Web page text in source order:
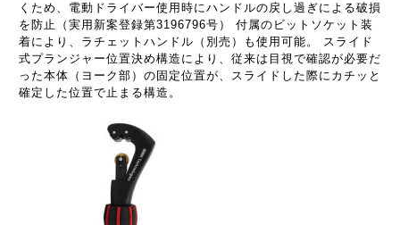
くため、電動ドライバー使用時にハンドルの戻し過ぎによる破損
を防止（実用新案登録第3196796号） 付属のビットソケット装
着により、ラチェットハンドル（別売）も使用可能。 スライド
式プランジャー位置決め構造により、従来は目視で確認が必要だ
った本体（ヨーク部）の固定位置が、スライドした際にカチッと
確定した位置で止まる構造。